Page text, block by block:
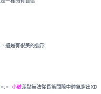
還是有很美的弧形
=.= 小鼓差點無法從長笛間隙中帥氣穿出XD